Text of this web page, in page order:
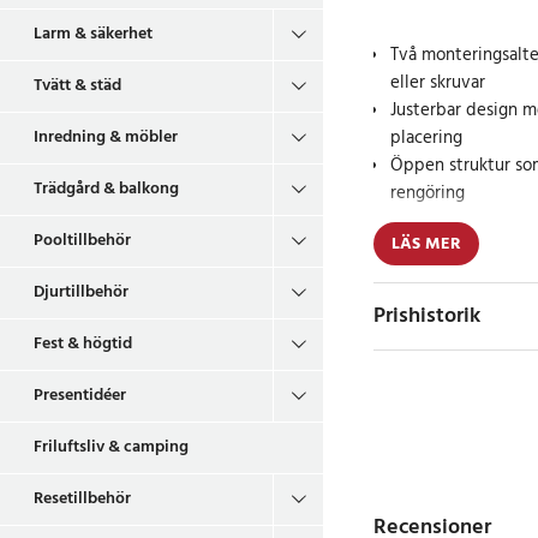
Larm & säkerhet
Tvätt & städ
Inredning & möbler
Trädgård & balkong
Pooltillbehör
Djurtillbehör
Fest & högtid
Presentidéer
Friluftsliv & camping
Resetillbehör
Två
eller skruvar
Justerbar design
placering
Öppen struktur
rengöring
Dessa
för att organisera
sin eleganta svarta
erbjuder de både stil
monteras på två
avstånd mellan sig,
LÄS MER
Prishistorik
Recensioner